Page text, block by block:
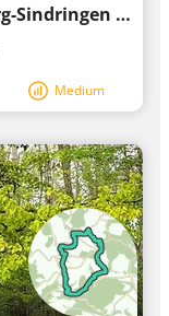
Querverbindung Q2 Forchtenberg-Sindringen - Jagsthausen
Medium